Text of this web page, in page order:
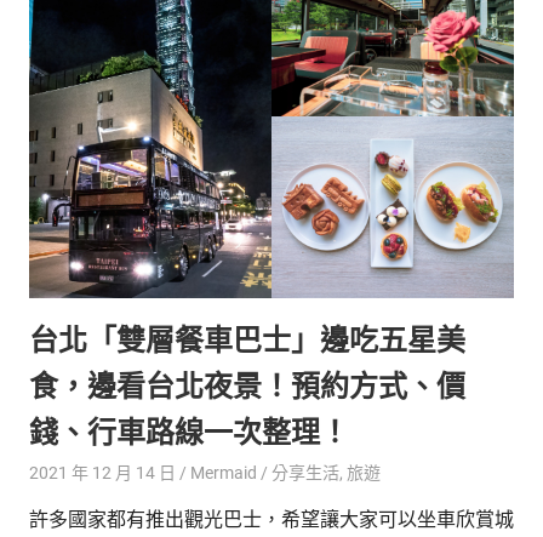
活
自
己
的
生
活
態
度
最
貼
近
你/
生
活
的
雜
誌。
最
采
豐
富
的
時
尚
流、
台北「雙層餐車巴士」邊吃五星美
食，邊看台北夜景！預約方式、價
錢、行車路線一次整理！
2021 年 12 月 14 日 Mermaid 分享生活, 旅遊
許多國家都有推出觀光巴士，希望讓大家可以坐車欣賞城